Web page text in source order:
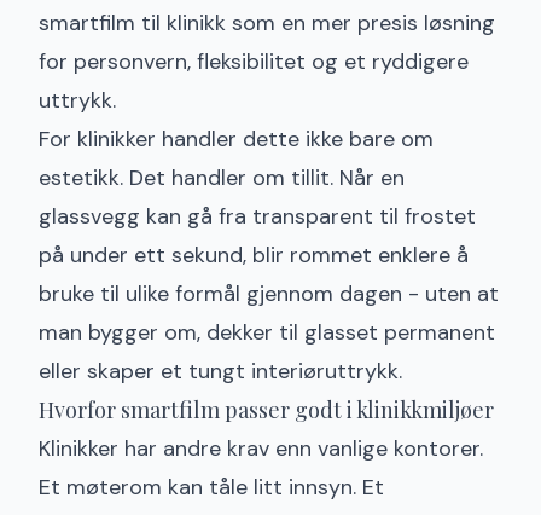
smartfilm til klinikk som en mer presis løsning
for personvern, fleksibilitet og et ryddigere
uttrykk.
For klinikker handler dette ikke bare om
estetikk. Det handler om tillit. Når en
glassvegg kan gå fra transparent til frostet
på under ett sekund, blir rommet enklere å
bruke til ulike formål gjennom dagen - uten at
man bygger om, dekker til glasset permanent
eller skaper et tungt interiøruttrykk.
Hvorfor smartfilm passer godt i klinikkmiljøer
Klinikker har andre krav enn vanlige kontorer.
Et møterom kan tåle litt innsyn. Et